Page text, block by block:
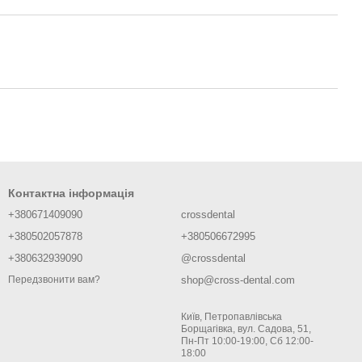
Контактна інформація
+380671409090
+380502057878
+380632939090
Передзвонити вам?
crossdental
+380506672995
@crossdental
shop@cross-dental.com
Київ, Петропавлівська
Борщагівка, вул. Садова, 51,
Пн-Пт 10:00-19:00, Сб 12:00-
18:00